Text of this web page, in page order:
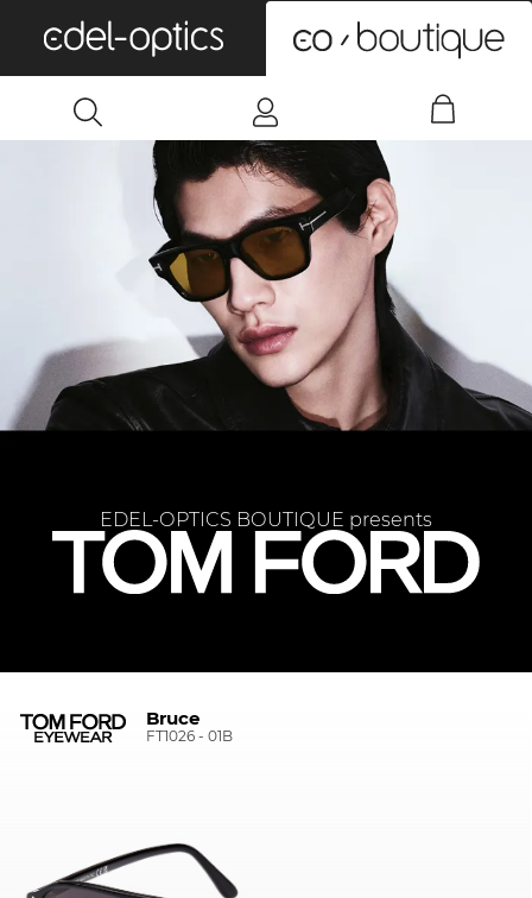
EDEL-OPTICS BOUTIQUE presents
Bruce
FT1026 - 01B